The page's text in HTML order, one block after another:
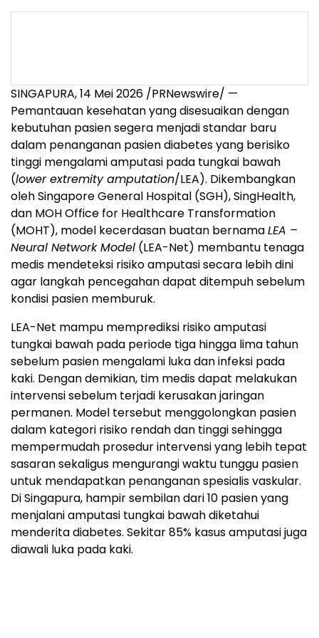
SINGAPURA, 14 Mei 2026 /PRNewswire/ —
Pemantauan kesehatan yang disesuaikan dengan
kebutuhan pasien segera menjadi standar baru
dalam penanganan pasien diabetes yang berisiko
tinggi mengalami amputasi pada tungkai bawah
(lower extremity amputation/LEA). Dikembangkan
oleh Singapore General Hospital (SGH), SingHealth,
dan MOH Office for Healthcare Transformation
(MOHT), model kecerdasan buatan bernamaLEA –
Neural Network Model (LEA-Net) membantu tenaga
medis mendeteksi risiko amputasi secara lebih dini
agar langkah pencegahan dapat ditempuh sebelum
kondisi pasien memburuk.
LEA-Net mampu memprediksi risiko amputasi
tungkai bawah pada periode tiga hingga lima tahun
sebelum pasien mengalami luka dan infeksi pada
kaki. Dengan demikian, tim medis dapat melakukan
intervensi sebelum terjadi kerusakan jaringan
permanen. Model tersebut menggolongkan pasien
dalam kategori risiko rendah dan tinggi sehingga
mempermudah prosedur intervensi yang lebih tepat
sasaran sekaligus mengurangi waktu tunggu pasien
untuk mendapatkan penanganan spesialis vaskular.
Di Singapura, hampir sembilan dari 10 pasien yang
menjalani amputasi tungkai bawah diketahui
menderita diabetes. Sekitar 85% kasus amputasi juga
diawali luka pada kaki.